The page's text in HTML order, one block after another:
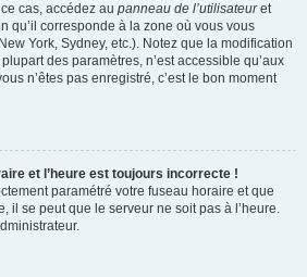
cas, accédez au panneau de l’utilisateuret
qu’il corresponde à la zone où vous vous
York, Sydney, etc.). Notez que la modification
des paramètres, n’est accessible qu’aux
n’êtes pas enregistré, c’est le bon moment
et l’heure est toujours incorrecte !
paramétré votre fuseau horaire et que
il se peut que le serveur ne soit pas à l’heure.